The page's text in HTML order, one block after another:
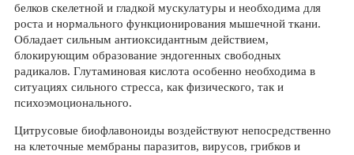
белков скелетной и гладкой мускулатуры и необходима для
роста и нормального функционирования мышечной ткани.
Обладает сильным антиоксидантным действием,
блокирующим образование эндогенных свободных
радикалов. Глутаминовая кислота особенно необходима в
ситуациях сильного стресса, как физического, так и
психоэмоционального.
Цитрусовые биофлавоноиды воздействуют непосредственно
на клеточные мембраны паразитов, вирусов, грибков и